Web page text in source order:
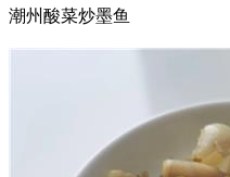
潮州酸菜炒墨鱼